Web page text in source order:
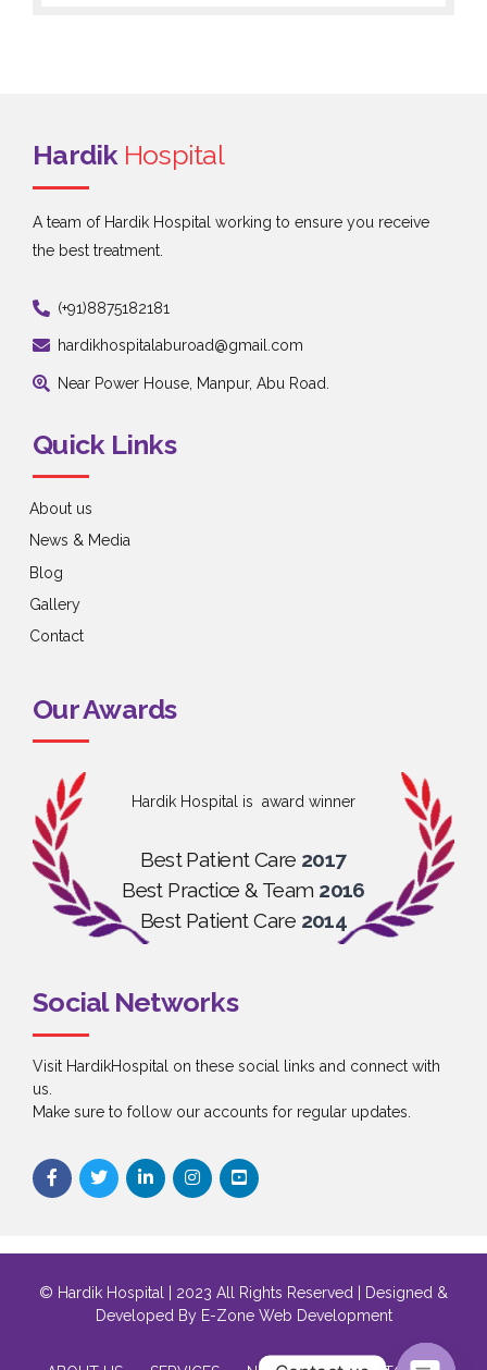
Hardik Hospital
A team of Hardik Hospital working to ensure you receive
the best treatment.
(+91)8875182181
hardikhospitalaburoad@gmail.com
Near Power House, Manpur, Abu Road.
Quick Links
About us
News & Media
Blog
Gallery
Contact
Our Awards
Hardik Hospital is award winner
Best Patient Care 2017
Best Practice & Team 2016
Best Patient Care 2014
Social Networks
Visit HardikHospital on these social links and connect with
us.
Make sure to follow our accounts for regular updates.
© Hardik Hospital | 2023 All Rights Reserved | Designed &
Developed ByE-Zone Web Development